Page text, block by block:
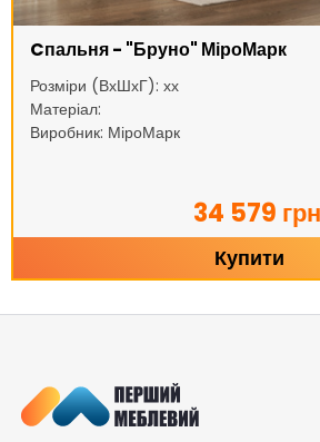
Cпальня - "Бруно" МіроМарк
Розміри (ВхШхГ): хх
Матеріал:
Виробник: МіроМарк
34 579
Купити